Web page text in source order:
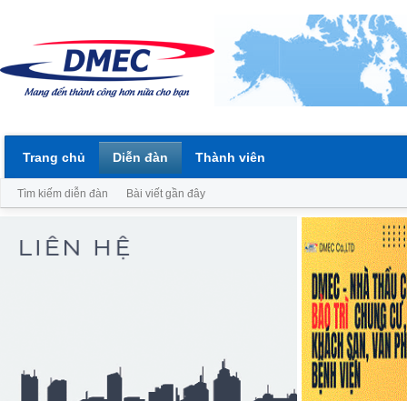
Trang chủ Diễn đàn
Tìm kiếm diễn đàn Bài viết gần đây
Thành viên